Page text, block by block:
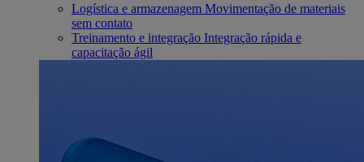
Logística e armazenagem Movimentação de materiais
sem contato
Treinamento e integração Integração rápida e
capacitação ágil